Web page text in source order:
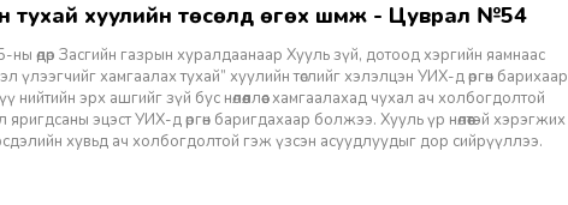
тухай хуулийн төсөлд өгөх шүүмж - Цуврал №54
өдөр Засгийн газрын хуралдаанаар Хууль зүй, дотоод хэргийн яамнаас
үлээгчийг хамгаалах тухай” хуулийн төслийг хэлэлцэн УИХ-д өргөн барихаар
эрх ашгийг зүй бус нөлөөллөөс хамгаалахад чухал ач холбогдолтой
яригдсаны эцэст УИХ-д өргөн баригдахаар болжээ. Хууль үр нөлөөтэй хэрэгжих
хувьд ач холбогдолтой гэж үзсэн асуудлуудыг дор сийрүүллээ.